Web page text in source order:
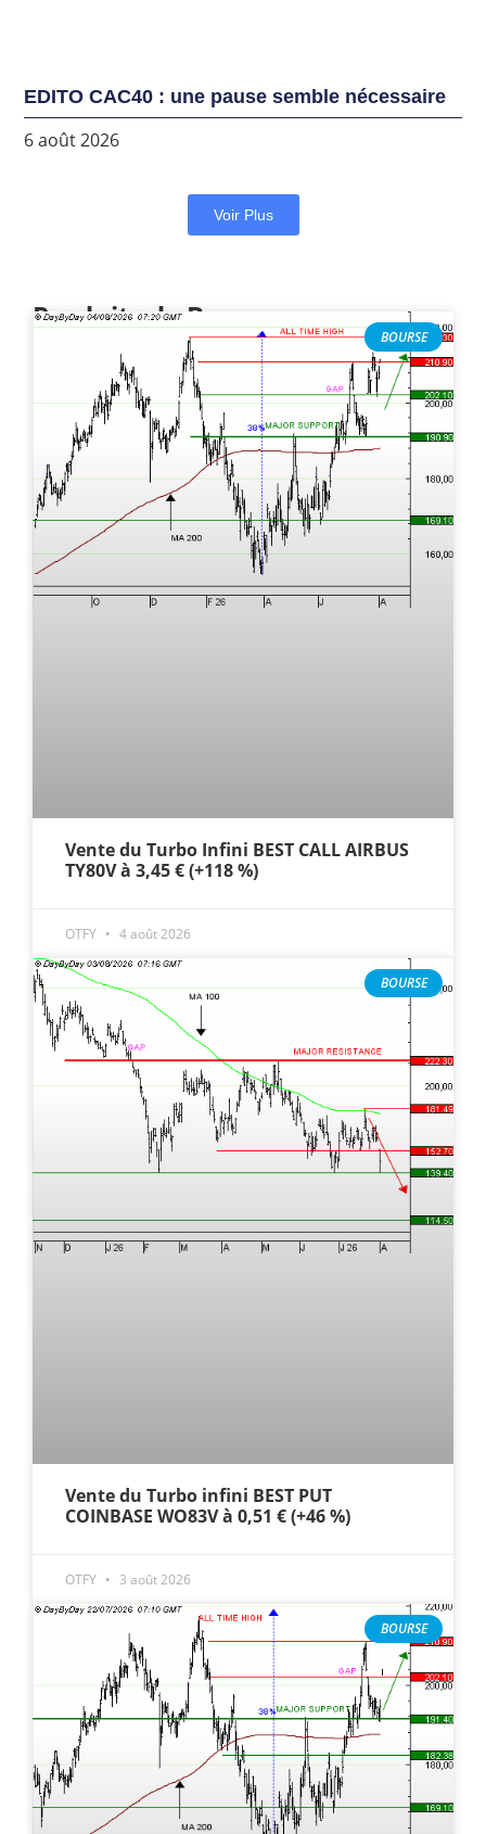
EDITO CAC40 : une pause semble nécessaire
6 août 2026
Voir Plus
Produits de Bourse
BOURSE
Vente du Turbo Infini BEST CALL AIRBUS
TY80V à 3,45 € (+118 %)
OTFY 4 août 2026
BOURSE
Vente du Turbo infini BEST PUT
COINBASE WO83V à 0,51 € (+46 %)
OTFY 3 août 2026
BOURSE